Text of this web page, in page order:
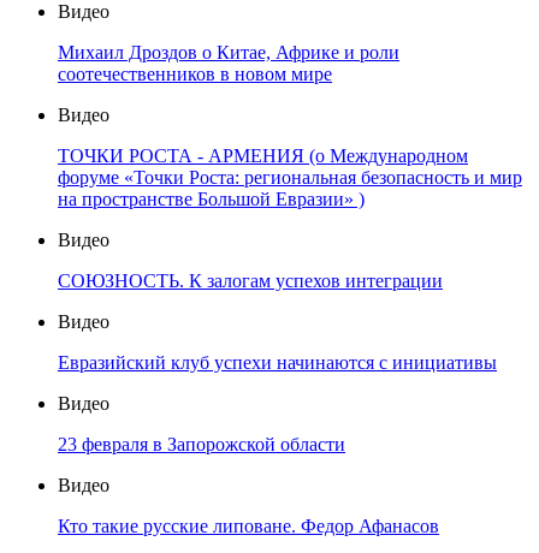
Видео
Михаил Дроздов о Китае, Африке и роли
соотечественников в новом мире
Видео
ТОЧКИ РОСТА - АРМЕНИЯ (о Международном
форуме «Точки Роста: региональная безопасность и мир
на пространстве Большой Евразии» )
Видео
СОЮЗНОСТЬ. К залогам успехов интеграции
Видео
Евразийский клуб успехи начинаются с инициативы
Видео
23 февраля в Запорожской области
Видео
Кто такие русские липоване. Федор Афанасов